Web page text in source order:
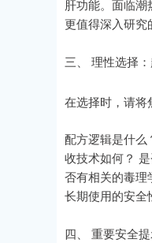
肝功能。面临
更值得深入研究
三、 理性选择
在选择时，请将
配方逻辑是什么
收技术如何？
否有相关的毒理
长期使用的安全
四、 重要安全